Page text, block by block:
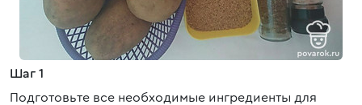
Шаг 1
Подготовьте все необходимые ингредиенты для